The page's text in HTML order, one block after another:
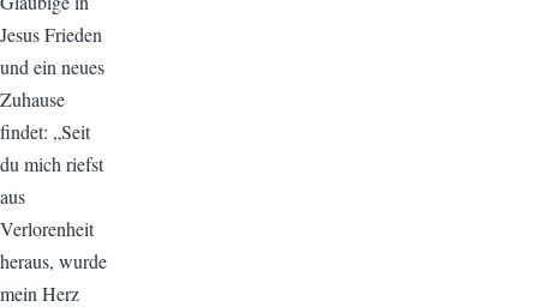
Jesus Frieden
und ein neues
Zuhause
findet: „Seit
du mich riefst
aus
Verlorenheit
heraus, wurde
mein Herz